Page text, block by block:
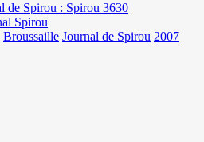
de Spirou : Spirou 3630
Spirou
Broussaille Journal de Spirou 2007